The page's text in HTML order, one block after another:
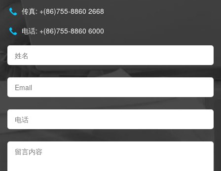
传真: +(86)755-8860 2668
电话: +(86)755-8860 6000